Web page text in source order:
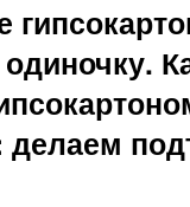
одиночку.
делаем